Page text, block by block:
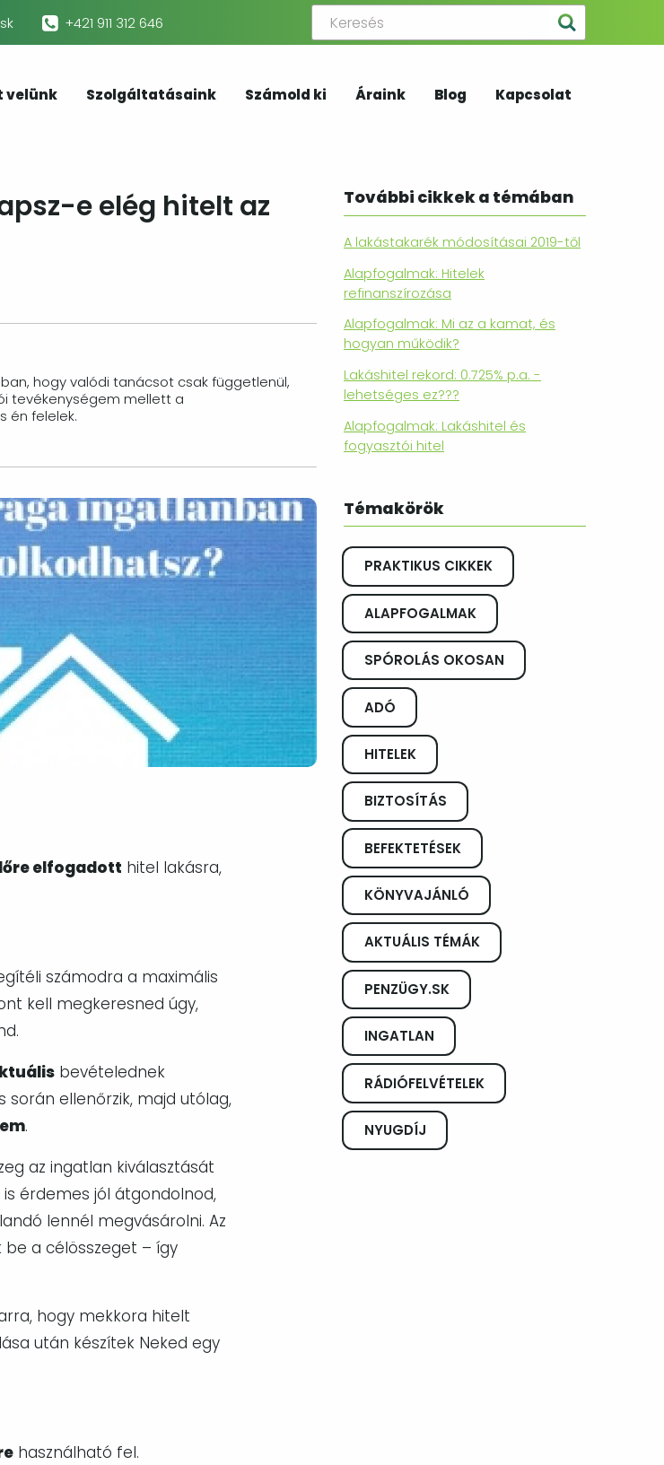
+421 911 312 646
velünk Szolgáltatásaink Számold ki Áraink Blog Kapcsolat
e elég hitelt az
hogy valódi tanácsot csak függetlenül,
tevékenységem mellett a
én felelek.
elfogadott hitel lakásra,
számodra a maximális
kell megkeresned úgy,
bevételednek
ellenőrzik, majd utólag,
.
az ingatlan kiválasztását
is érdemes jól átgondolnod,
lennél megvásárolni. Az
a célösszeget – így
hogy mekkora hitelt
után készítek Neked egy
használható fel.
További cikkek a témában
A lakástakarék módosításai 2019-től
Alapfogalmak: Hitelek
refinanszírozása
Alapfogalmak: Mi az a kamat, és
hogyan működik?
Lakáshitel rekord: 0.725% p.a. -
lehetséges ez???
Alapfogalmak: Lakáshitel és
fogyasztói hitel
Témakörök
PRAKTIKUS CIKKEK
ALAPFOGALMAK
SPÓROLÁS OKOSAN
ADÓ
HITELEK
BIZTOSÍTÁS
BEFEKTETÉSEK
KÖNYVAJÁNLÓ
AKTUÁLIS TÉMÁK
PENZÜGY.SK
INGATLAN
RÁDIÓFELVÉTELEK
NYUGDÍJ